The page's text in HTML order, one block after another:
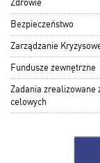
Zdrowie
Bezpieczeństwo
Zarządzanie
Fundusze zewnętrzne
Zadania zrealizowane
celowych